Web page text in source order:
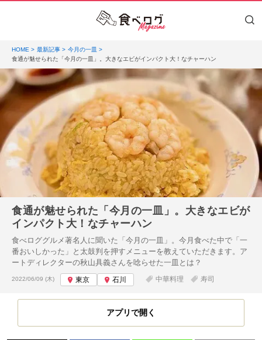
HOME 最新記事
今月の一皿
食通が魅せられた「今月の一皿」。大きなエビがインパクト大！なチャーハン
食通が魅せられた「今月の一皿」。大きなエビが
インパクト大！なチャーハン
食べロググルメ著名人に聞いた「今月の一皿」。今月食べた中で「一
番おいしかった」と太鼓判を押すメニューを教えていただきます。ア
ートディレクターの秋山具義さんを唸らせた一皿とは？
投稿日:
2022/06/09 (木) 東京 石川 中華料理 寿司
アプリで開く